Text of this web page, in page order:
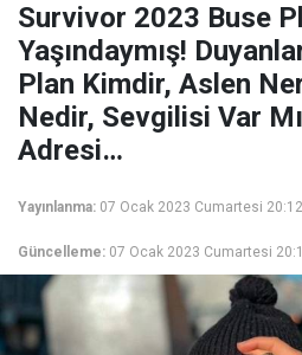
Survivor 2023 Buse
Yaşındaymış!
Plan Kimdir, Aslen
Nedir, Sevgilisi Var
Adresi…
Yayınlanma: 07 Ocak 2023 Cumartesi 20:12
Güncelleme: 07 Ocak 2023 Cumartesi